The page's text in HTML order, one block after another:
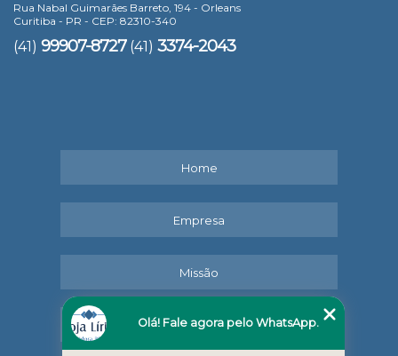
Rua Nabal Guimarães Barreto, 194 - Orleans
Curitiba - PR - CEP: 82310-340
(41) 99907-8727 (41) 3374-2043
Home
Empresa
Missão
Serviços
Olá! Fale agora pelo WhatsApp.